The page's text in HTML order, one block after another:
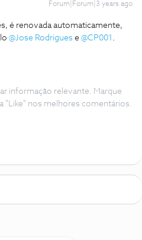
Forum|Forum|3 years ago
é renovada automaticamente,
@Jose Rodrigues e @CP001 .
informação relevante. Marque
"Like" nos melhores comentários.